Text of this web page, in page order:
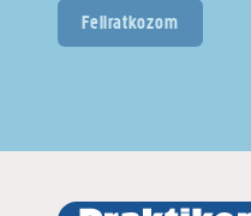
Feliratkozom